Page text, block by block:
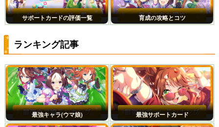
サポートカードの評価一覧 育成の攻略とコツ
ランキング記事
最強キャラ(ウマ娘) 最強サポートカード